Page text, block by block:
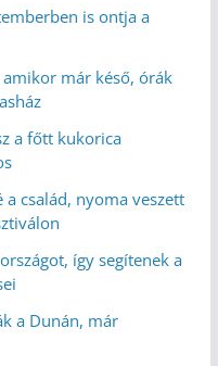
is ontja a
már késő, órák
a főtt kukorica
a család, nyoma veszett
így segítenek a
a Dunán, már